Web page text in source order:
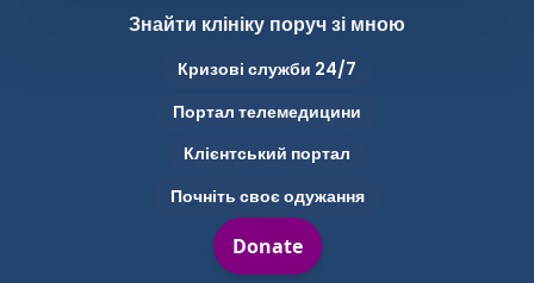
Знайти клініку поруч зі мною
Кризові служби 24/7
Портал телемедицини
Клієнтський портал
Почніть своє одужання